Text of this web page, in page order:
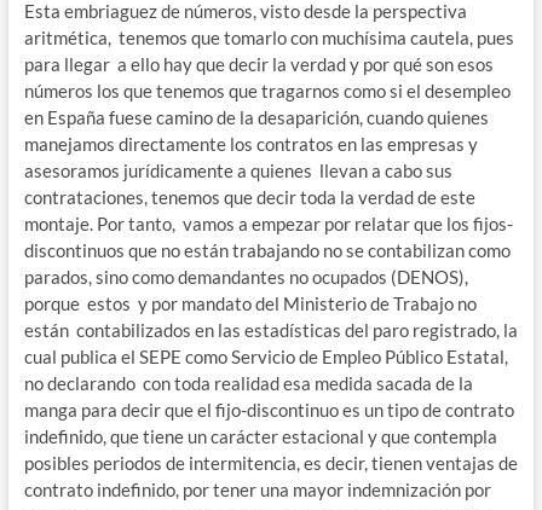
Esta embriaguez de números, visto desde la perspectiva
aritmética, tenemos que tomarlo con muchísima cautela, pues
para llegar a ello hay que decir la verdad y por qué son esos
números los que tenemos que tragarnos como si el desempleo
en España fuese camino de la desaparición, cuando quienes
manejamos directamente los contratos en las empresas y
asesoramos jurídicamente a quienes llevan a cabo sus
contrataciones, tenemos que decir toda la verdad de este
montaje. Por tanto, vamos a empezar por relatar que los fijos-
discontinuos que no están trabajando no se contabilizan como
parados, sino como demandantes no ocupados (DENOS),
porque estos y por mandato del Ministerio de Trabajo no
están contabilizados en las estadísticas del paro registrado, la
cual publica el SEPE como Servicio de Empleo Público Estatal,
no declarando con toda realidad esa medida sacada de la
manga para decir que el fijo-discontinuo es un tipo de contrato
indefinido, que tiene un carácter estacional y que contempla
posibles periodos de intermitencia, es decir, tienen ventajas de
contrato indefinido, por tener una mayor indemnización por